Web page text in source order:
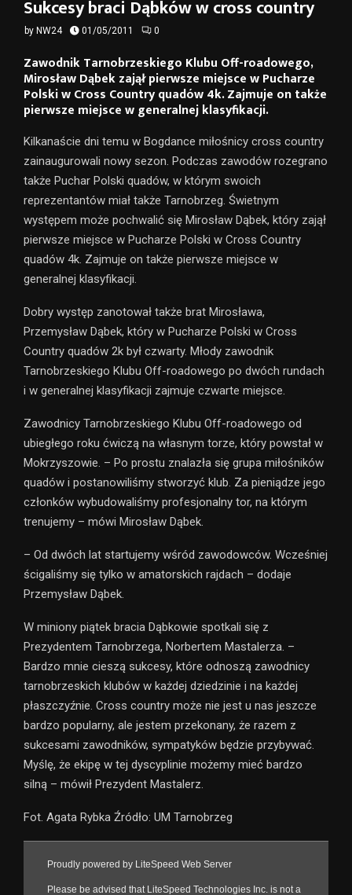
Sukcesy braci Dąbków w cross country
by NW24 01/05/2011 0
Zawodnik Tarnobrzeskiego Klubu Off-roadowego,
Mirosław Dąbek zajął pierwsze miejsce w Pucharze
Polski w Cross Country quadów 4k. Zajmuje on także
pierwsze miejsce w generalnej klasyfikacji.
Kilkanaście dni temu w Bogdance miłośnicy cross country
zainaugurowali nowy sezon. Podczas zawodów rozegrano
także Puchar Polski quadów, w którym swoich
reprezentantów miał także Tarnobrzeg. Świetnym
występem może pochwalić się Mirosław Dąbek, który zajął
pierwsze miejsce w Pucharze Polski w Cross Country
quadów 4k. Zajmuje on także pierwsze miejsce w
generalnej klasyfikacji.
Dobry występ zanotował także brat Mirosława,
Przemysław Dąbek, który w Pucharze Polski w Cross
Country quadów 2k był czwarty. Młody zawodnik
Tarnobrzeskiego Klubu Off-roadowego po dwóch rundach
i w generalnej klasyfikacji zajmuje czwarte miejsce.
Zawodnicy Tarnobrzeskiego Klubu Off-roadowego od
ubiegłego roku ćwiczą na własnym torze, który powstał w
Mokrzyszowie. – Po prostu znalazła się grupa miłośników
quadów i postanowiliśmy stworzyć klub. Za pieniądze jego
członków wybudowaliśmy profesjonalny tor, na którym
trenujemy – mówi Mirosław Dąbek.
– Od dwóch lat startujemy wśród zawodowców. Wcześniej
ścigaliśmy się tylko w amatorskich rajdach – dodaje
Przemysław Dąbek.
W miniony piątek bracia Dąbkowie spotkali się z
Prezydentem Tarnobrzega, Norbertem Mastalerza. –
Bardzo mnie cieszą sukcesy, które odnoszą zawodnicy
tarnobrzeskich klubów w każdej dziedzinie i na każdej
płaszczyźnie. Cross country może nie jest u nas jeszcze
bardzo popularny, ale jestem przekonany, że razem z
sukcesami zawodników, sympatyków będzie przybywać.
Myślę, że ekipę w tej dyscyplinie możemy mieć bardzo
silną – mówił Prezydent Mastalerz.
Fot. Agata Rybka Źródło: UM Tarnobrzeg